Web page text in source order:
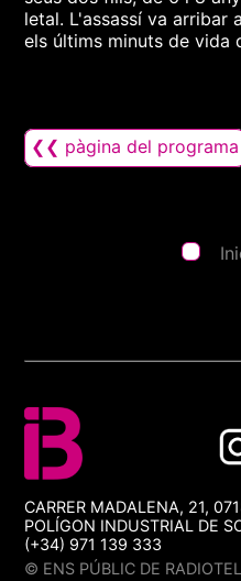
letal. L'assassí va arribar
els últims minuts de vida
❮❮ pàgina del programa
CARRER MADALENA, 21,
POLÍGON INDUSTRIAL DE
(+34) 971 139 333
© ENS PÚBLIC DE